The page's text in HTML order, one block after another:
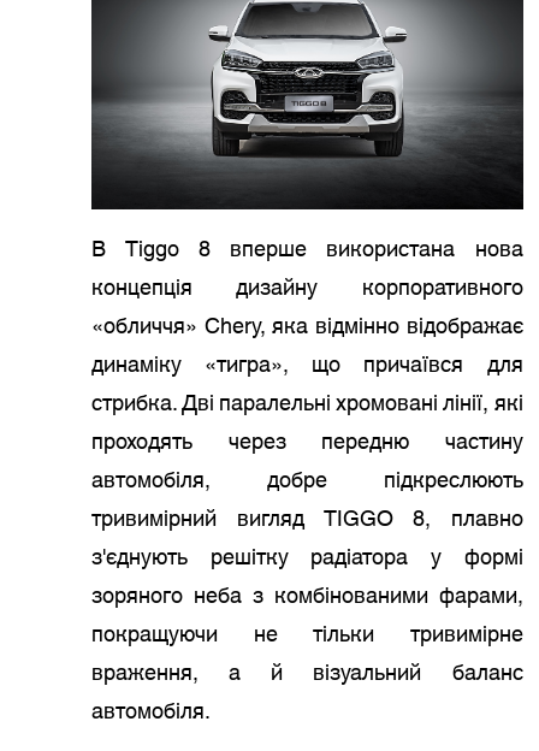
В Tiggo 8 вперше використана нова
концепція дизайну корпоративного
«обличчя» Chery, яка відмінно відображає
динаміку «тигра», що причаївся для
стрибка. Дві паралельні хромовані лінії, які
проходять через передню частину
автомобіля, добре підкреслюють
тривимірний вигляд TIGGO 8, плавно
з'єднують решітку радіатора у формі
зоряного неба з комбінованими фарами,
покращуючи не тільки тривимірне
враження, а й візуальний баланс
автомобіля.